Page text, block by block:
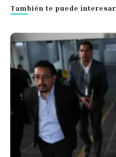
También te puede interesar